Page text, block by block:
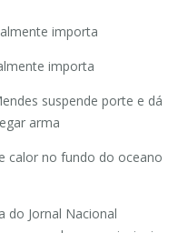
importa
importa
suspende porte e dá
arma
calor no fundo do oceano
do Jornal Nacional